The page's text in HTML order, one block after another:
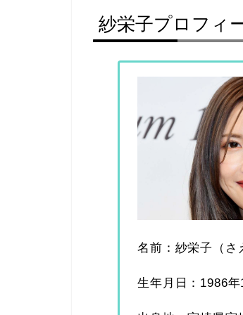
紗栄子プロフィ
名前：紗栄子（さ
生年月日：1986年